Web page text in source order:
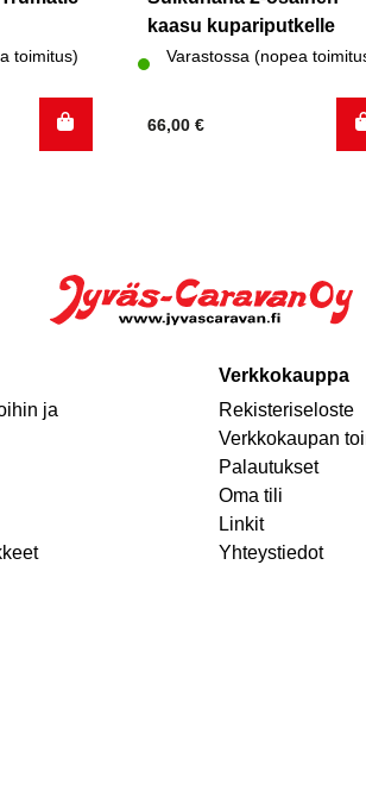
toimitus)
kaasu kupariputkelle
Varastossa (nopea
66,00 €
ja
Verkkokauppa
Rekisteriseloste
Verkkokaupan
Palautukset
Oma tili
Linkit
Yhteystiedot